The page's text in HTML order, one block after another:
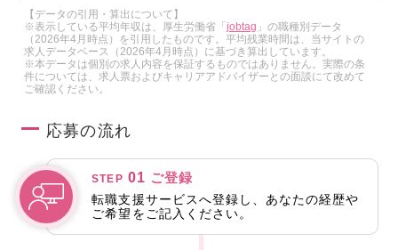
【データの引用・算出について】
※表示している平均年収は、厚生労働省「jobtag 」の職種別データ
（2026年4月時点）を引用したものです。平均残業時間は、当サイトの
求人データベース（2026年4月時点）に基づき算出しています。
※本データは個別の求人内容を保証するものではありません。実際の条
件については、求人票およびキャリアアドバイザーとの面談にて改めて
ご確認ください。
応募の流れ
STEP 01 ご登録
転職支援サービスへ登録し、あなたの経歴や
ご希望をご記入ください。